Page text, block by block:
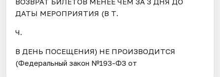
ДАТЫ МЕРОПРИЯТИЯ (В Т.
Ч.
В ДЕНЬ ПОСЕЩЕНИЯ) НЕ ПРОИЗВОДИТСЯ
(Федеральный закон №193-ФЗ от